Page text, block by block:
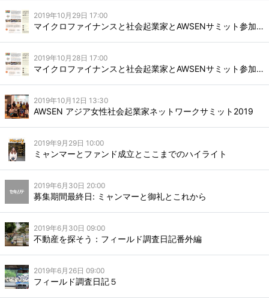
2019年10月29日 17:00
マイクロファイナンスと社会起業家とAWSENサミット参加記録（DAY2）
2019年10月28日 17:00
マイクロファイナンスと社会起業家とAWSENサミット参加記録（DAY1）
2019年10月12日 13:30
AWSEN アジア女性社会起業家ネットワークサミット2019
2019年9月29日 10:00
ミャンマーとファンド成立とここまでのハイライト
2019年6月30日 20:00
募集期間最終日: ミャンマーと御礼とこれから
2019年6月30日 09:00
不動産を探そう：フィールド調査日記番外編
2019年6月26日 09:00
フィールド調査日記５